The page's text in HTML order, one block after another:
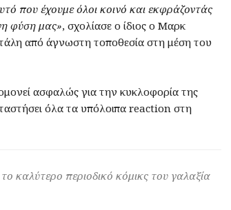
που έχουμε όλοι κοινό και εκφράζοντάς
φύση μας», σχολίασε ο ίδιος ο Μαρκ
από άγνωστη τοποθεσία στη μέση του
ασφαλώς για την κυκλοφορία της
όλα τα υπόλοιπα reaction στη
καλύτερο περιοδικό κόμικς του γαλαξία